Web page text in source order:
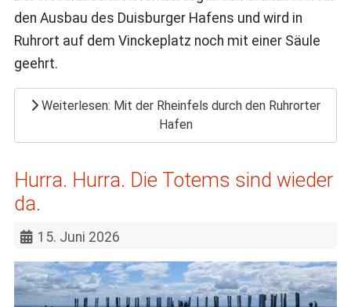
den Ausbau des Duisburger Hafens und wird in
Ruhrort auf dem Vinckeplatz noch mit einer Säule
geehrt.
Weiterlesen: Mit der Rheinfels durch den Ruhrorter
Hafen
Hurra. Hurra. Die Totems sind wieder
da.
15. Juni 2026